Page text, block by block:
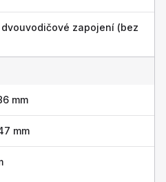
zapojení (bez
mm
mm